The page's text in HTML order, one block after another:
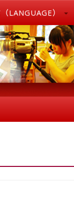
LANGUAGE）